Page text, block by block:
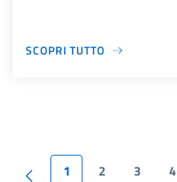
SCOPRI TUTTO
1 2 3 4